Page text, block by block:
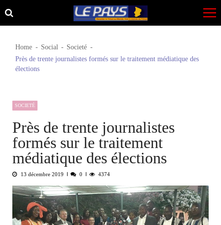
Skip
to
Skip
to
Home Social
Societé
Près de trente journalistes formés sur le traitement médiatique des
élections
SOCIETÉ
Près de trente journalistes
formés sur le traitement
médiatique des élections
13 décembre 2019 0 4374